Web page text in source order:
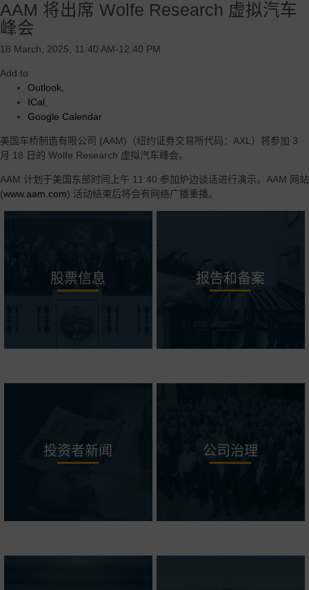
AAM 将出席 Wolfe Research 虚拟汽车
峰会
18 March, 2025, 11:40 AM-12:40 PM
Add to:
Outlook
ICal
Google Calendar
美国车桥制造有限公司 (AAM)（纽约证券交易所代码：AXL）将参加 3
月 18 日的 Wolfe Research 虚拟汽车峰会。
AAM 计划于美国东部时间上午 11:40 参加炉边谈话进行演示。AAM 网站
(www.aam.com).活动结束后将会有网络广播重播。
股票信息 报告和备案
投资者新闻 公司治理